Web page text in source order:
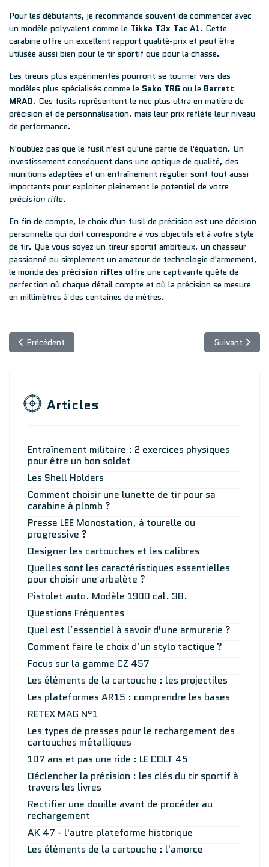
Pour les débutants, je recommande souvent de commencer avec
un modèle polyvalent comme le Tikka T3x Tac A1. Cette
carabine offre un excellent rapport qualité-prix et peut être
utilisée aussi bien pour le tir sportif que pour la chasse.
Les tireurs plus expérimentés pourront se tourner vers des
modèles plus spécialisés comme le Sako TRG ou le Barrett
MRAD. Ces fusils représentent le nec plus ultra en matière de
précision et de personnalisation, mais leur prix reflète leur niveau
de performance.
N'oubliez pas que le fusil n'est qu'une partie de l'équation. Un
investissement conséquent dans une optique de qualité, des
munitions adaptées et un entraînement régulier sont tout aussi
importants pour exploiter pleinement le potentiel de votre
précision rifle.
En fin de compte, le choix d'un fusil de précision est une décision
personnelle qui doit correspondre à vos objectifs et à votre style
de tir. Que vous soyez un tireur sportif ambitieux, un chasseur
passionné ou simplement un amateur de technologie d'armement,
le monde des précision rifles offre une captivante quête de
perfection où chaque détail compte et où la précision se mesure
en millimètres à des centaines de mètres.
Article précédent : Les meilleurs fusils .30-30 : comparatif des
Précédent Article
Suivant
Articles
Entraînement militaire : 2 exercices physiques
pour être un bon soldat
Les Shell Holders
Comment choisir une lunette de tir pour sa
carabine à plomb ?
Presse LEE Monostation, à tourelle ou
progressive ?
Designer les cartouches et les calibres
Quelles sont les caractéristiques essentielles
pour choisir une arbalète ?
Pistolet auto. Modèle 1900 cal. 38.
Questions Fréquentes
Quel est l’essentiel à savoir d’une armurerie ?
Comment faire le choix d’un stylo tactique ?
Focus sur la gamme CZ 457
Les éléments de la cartouche : les projectiles
Les plateformes AR15 : comprendre les bases
RETEX MAG N°1
Les types de presses pour le rechargement des
cartouches métalliques
107 ans et pas une ride : LE COLT 45
Déclencher la précision : les clés du tir sportif à
travers les livres
Rectifier une douille avant de procéder au
rechargement
AK 47 - l'autre plateforme historique
Les éléments de la cartouche : l'amorce